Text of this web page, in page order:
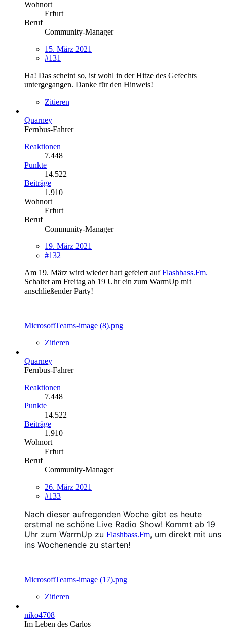
Wohnort
Erfurt
Beruf
Community-Manager
15. März 2021
#131
Ha! Das scheint so, ist wohl in der Hitze des Gefechts
untergegangen. Danke für den Hinweis!
Zitieren
Quarney
Fernbus-Fahrer
Reaktionen
7.448
Punkte
14.522
Beiträge
1.910
Wohnort
Erfurt
Beruf
Community-Manager
19. März 2021
#132
Am 19. März wird wieder hart gefeiert aufFlashbass.Fm.
Schaltet am Freitag ab 19 Uhr ein zum WarmUp mit
anschließender Party!
MicrosoftTeams-image (8).png
Zitieren
Quarney
Fernbus-Fahrer
Reaktionen
7.448
Punkte
14.522
Beiträge
1.910
Wohnort
Erfurt
Beruf
Community-Manager
26. März 2021
#133
Nach dieser aufregenden Woche gibt es heute
erstmal ne schöne Live Radio Show! Kommt ab 19
Uhr zum WarmUp zu Flashbass.Fm, um direkt mit uns
ins Wochenende zu starten!
MicrosoftTeams-image (17).png
Zitieren
niko4708
Im Leben des Carlos